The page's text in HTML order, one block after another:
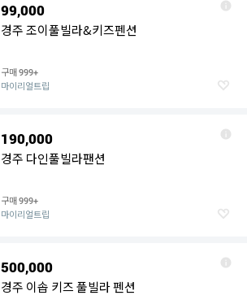
99,000
경주 조이풀빌라&키즈펜션
구매999+
마이리얼트립
190,000
경주 다인풀빌라팬션
구매999+
마이리얼트립
500,000
경주 이솝 키즈 풀빌라 펜션